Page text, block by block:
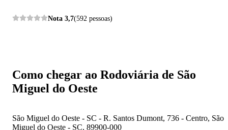
Nota 3,7(592 pessoas)
Como chegar ao Rodoviária de São
Miguel do Oeste
São Miguel do Oeste - SC - R. Santos Dumont, 736 - Centro, São
Miguel do Oeste - SC, 89900-000